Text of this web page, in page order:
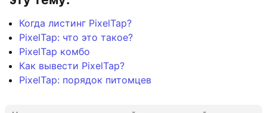
Когда листинг PixelTap?
PixelTap: что это такое?
PixelTap комбо
Как вывести PixelTap?
PixelTap: порядок питомцев